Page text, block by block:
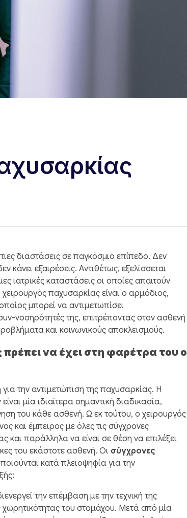
διαστάσεις σε παγκόσμιο επίπεδο. Δεν
κάνει εξαιρέσεις. Αντιθέτως, εξελίσσεται
ιατρικές καταστάσεις οι οποίες απαιτούν
παχυσαρκίας είναι ο αρμόδιος,
μπορεί να αντιμετωπίσει
νοσηρότητές της, επιτρέποντας στον ασθενή
και κοινωνικούς αποκλεισμούς.
πρέπει να έχει στη φαρέτρα του ο
την αντιμετώπιση της παχυσαρκίας. Η
μία ιδιαίτερα σημαντική διαδικασία,
του κάθε ασθενή. Ω εκ τούτου, ο χειρουργός
και έμπειρος με όλες τις σύγχρονες
και παράλληλα να είναι σε θέση να επιλέξει
του εκάστοτε ασθενή. Οι σύγχρονες
κατά πλειοψηφία για την
την επέμβαση με την τεχνική της
χωρητικότητας του στομάχου. Μετά από μία